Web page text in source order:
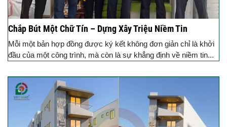
Chắp Bút Một Chữ Tín – Dựng Xây Triệu Niềm Tin
Mỗi một bản hợp đồng được ký kết không đơn giản chỉ là khởi
đầu của một công trình, mà còn là sự khẳng định về niềm tin...